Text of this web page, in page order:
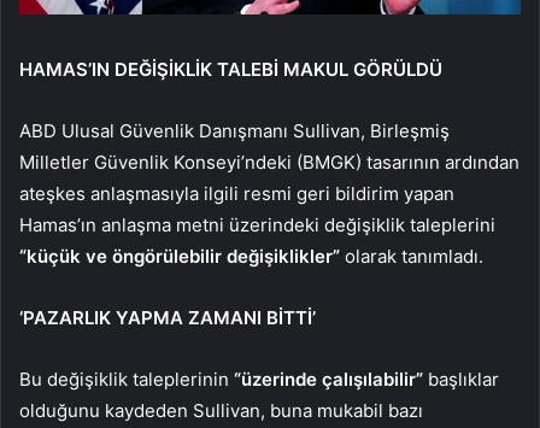
HAMAS’IN DEĞİŞİKLİK TALEBİ MAKUL GÖRÜLDÜ
ABD Ulusal Güvenlik Danışmanı Sullivan, Birleşmiş
Milletler Güvenlik Konseyi’ndeki (BMGK) tasarının ardından
ateşkes anlaşmasıyla ilgili resmi geri bildirim yapan
Hamas’ın anlaşma metni üzerindeki değişiklik taleplerini
“küçük ve öngörülebilir değişiklikler” olarak tanımladı.
‘PAZARLIK YAPMA ZAMANI BİTTİ’
Bu değişiklik taleplerinin “üzerinde çalışılabilir” başlıklar
olduğunu kaydeden Sullivan, buna mukabil bazı